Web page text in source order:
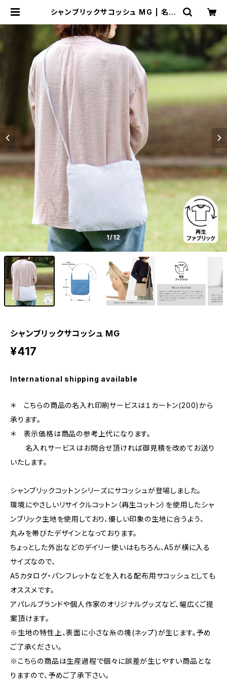
シャンブリックサコッシュ MG | 名入
1/12
シャンブリックサコッシュ MG
¥417
International shipping available
＊ こちらの商品の名入れ印刷サービスは１カートン(200)から
承ります。
＊ 表示価格は商品の参考上代になります。
名入れサービスはお問合せ頂ければ御見積を改めてお送り
いたします。
シャンブリックコットンシリーズにサコッシュが登場しました。
環境にやさしいリサイクルコットン（再生コットン）を使用したシャ
ンブリック生地を使用しており、優しい印象の生地に合うよう、
丸みを帯びたデザインとなっております。
ちょっとした外出などのデイリー使いはもちろん、A5が横に入る
サイズなので、
A5カタログ・パンフレットなどを入れる配布用サコッシュとしても
オススメです。
アパレルブランドや個人作家のオリジナルグッズなど、幅広くご提
案頂けます。
※生地の特性上、表面に小さな糸の塊(ネップ)が生じます。予め
ご了承ください。
※こちらの商品は生産過程で個々に誤差が生じやすい商品とな
りますので、予めご了承下さい。